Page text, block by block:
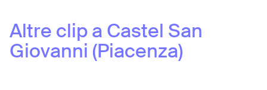
Altre clip a Castel San
Giovanni (Piacenza)